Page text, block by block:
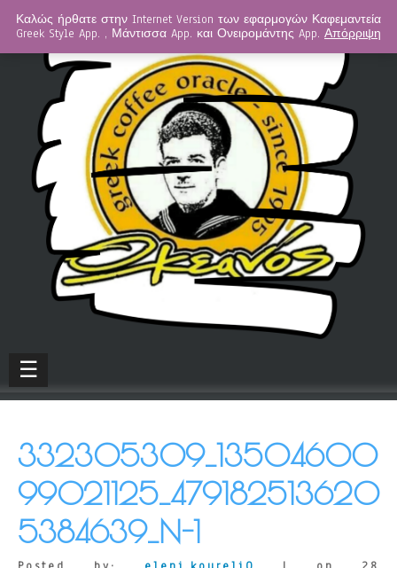
☰
332305309_13504600
99021125_479182513620
5384639_N-1
Καλώς ήρθατε στην Internet Version των εφαρμογών Καφεμαντεία
Greek Style App. , Μάντισσα App. και Ονειρομάντης App. Απόρριψη